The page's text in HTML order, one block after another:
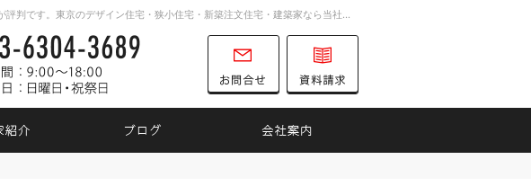
親切丁寧な仕事が評判です。東京のデザイン住宅・狭小住宅・新築注文住宅・建築家なら当社にご相談ください。
03-6304-3689
営業時間
9:00～18:00
定休日
日曜日・祝祭日 お問合せ